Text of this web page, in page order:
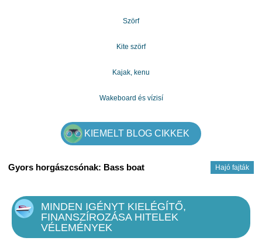
Szörf
Kite szörf
Kajak, kenu
Wakeboard és vízisí
KIEMELT BLOG CIKKEK
Hajó fajták
Gyors horgászcsónak: Bass boat
MINDEN IGÉNYT KIELÉGÍTŐ,
FINANSZÍROZÁSA HITELEK
VÉLEMÉNYEK